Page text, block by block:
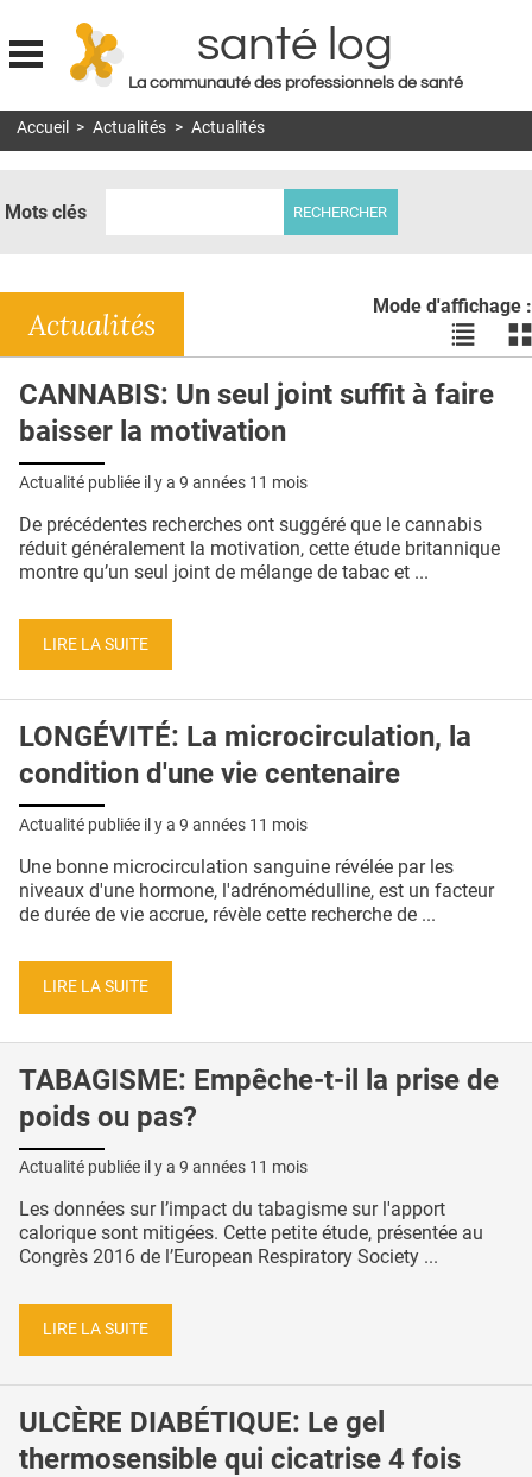
Jump to navigation
santé log
La communauté des professionnels de santé
MON COMPTE
DOSSIERS
RÉSEAUX
E-REVUE SAD
QUI SOMMES-NOUS ?
CONDITIONS GÉNÉRALES
CRÉDITS
Accueil > Actualités > Actualités
Mots clés
Mode d'affichage :
Voir
les
en
les
Actualités
CANNABIS: Un seul joint suffit à faire
baisser la motivation
Actualité publiée il y a 9 années 11 mois
De précédentes recherches ont suggéré que le cannabis
réduit généralement la motivation, cette étude britannique
montre qu’un seul joint de mélange de tabac et ...
LIRE LA SUITE
LONGÉVITÉ: La microcirculation, la
condition d'une vie centenaire
Actualité publiée il y a 9 années 11 mois
Une bonne microcirculation sanguine révélée par les
niveaux d'une hormone, l'adrénomédulline, est un facteur
de durée de vie accrue, révèle cette recherche de ...
LIRE LA SUITE
TABAGISME: Empêche-t-il la prise de
poids ou pas?
Actualité publiée il y a 9 années 11 mois
Les données sur l’impact du tabagisme sur l'apport
calorique sont mitigées. Cette petite étude, présentée au
Congrès 2016 de l’European Respiratory Society ...
LIRE LA SUITE
ULCÈRE DIABÉTIQUE: Le gel
thermosensible qui cicatrise 4 fois